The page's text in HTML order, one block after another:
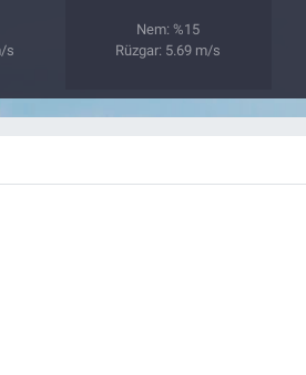
s
Nem: %15
Rüzgar: 5.69 m/s